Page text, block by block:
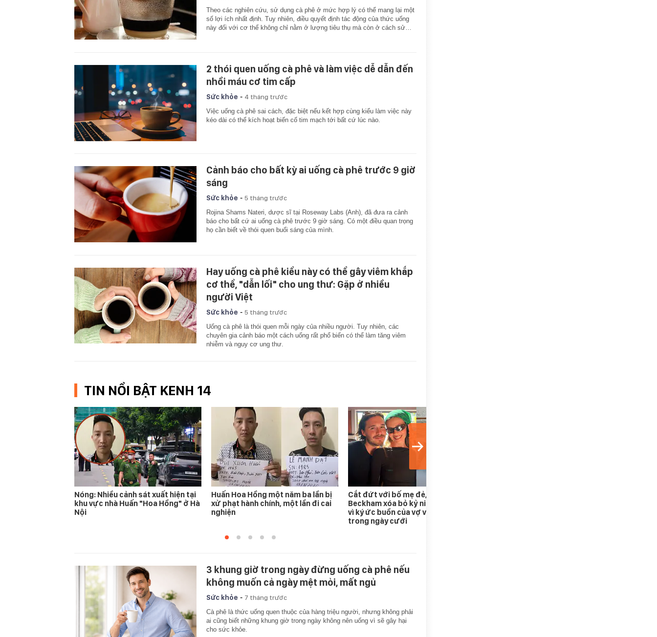
Theo các nghiên cứu, sử dụng cà phê ở mức hợp lý có thể mang lại một
số lợi ích nhất định. Tuy nhiên, điều quyết định tác động của thức uống
này đối với cơ thể không chỉ nằm ở lượng tiêu thụ mà còn ở cách sử…
2 thói quen uống cà phê và làm việc dễ dẫn đến
nhồi máu cơ tim cấp
Sức khỏe - 4 tháng trước
Việc uống cà phê sai cách, đặc biệt nếu kết hợp cùng kiểu làm việc này
kéo dài có thể kích hoạt biến cố tim mạch tới bất cứ lúc nào.
Cảnh báo cho bất kỳ ai uống cà phê trước 9 giờ
sáng
Sức khỏe - 5 tháng trước
Rojina Shams Nateri, dược sĩ tại Roseway Labs (Anh), đã đưa ra cảnh
báo cho bất cứ ai uống cà phê trước 9 giờ sáng. Có một điều quan trọng
họ cần biết về thói quen buổi sáng của mình.
Hay uống cà phê kiểu này có thể gây viêm khắp
cơ thể, "dẫn lối" cho ung thư: Gặp ở nhiều
người Việt
Sức khỏe - 5 tháng trước
Uống cà phê là thói quen mỗi ngày của nhiều người. Tuy nhiên, các
chuyên gia cảnh báo một cách uống rất phổ biến có thể làm tăng viêm
nhiễm và nguy cơ ung thư.
TIN NỔI BẬT KENH 14
Nóng: Nhiều cảnh sát xuất hiện tại
khu vực nhà Huấn "Hoa Hồng" ở Hà
Nội
Huấn Hoa Hồng một năm ba lần bị
xử phạt hành chính, một lần đi cai
nghiện
Cắt đứt với bố mẹ đẻ, Brooklyn
Beckham xóa bỏ kỷ niệm ngày cưới
vì ký ức buồn của vợ với Victoria
trong ngày cưới
3 khung giờ trong ngày đừng uống cà phê nếu
không muốn cả ngày mệt mỏi, mất ngủ
Sức khỏe - 7 tháng trước
Cà phê là thức uống quen thuộc của hàng triệu người, nhưng không phải
ai cũng biết những khung giờ trong ngày không nên uống vì sẽ gây hại
cho sức khỏe.